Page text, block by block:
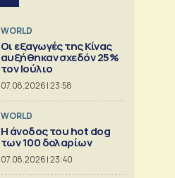
WORLD
Οι εξαγωγές της Κίνας
αυξήθηκαν σχεδόν 25%
τον Ιούλιο
07.08.2026 | 23:58
WORLD
Η άνοδος του hot dog
των 100 δολαρίων
07.08.2026 | 23:40